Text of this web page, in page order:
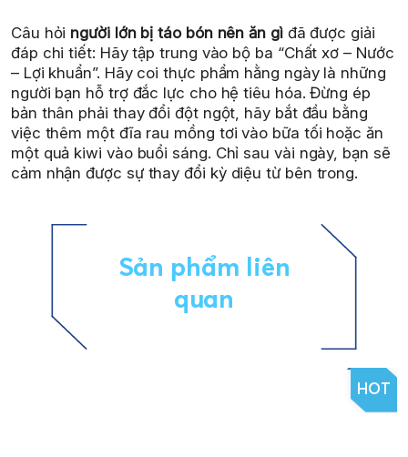
Câu hỏi người lớn bị táo bón nên ăn gìđã được giải
đáp chi tiết: Hãy tập trung vào bộ ba “Chất xơ – Nước
– Lợi khuẩn”. Hãy coi thực phẩm hằng ngày là những
người bạn hỗ trợ đắc lực cho hệ tiêu hóa. Đừng ép
bản thân phải thay đổi đột ngột, hãy bắt đầu bằng
việc thêm một đĩa rau mồng tơi vào bữa tối hoặc ăn
một quả kiwi vào buổi sáng. Chỉ sau vài ngày, bạn sẽ
cảm nhận được sự thay đổi kỳ diệu từ bên trong.
Sản phẩm liên
quan
HOT